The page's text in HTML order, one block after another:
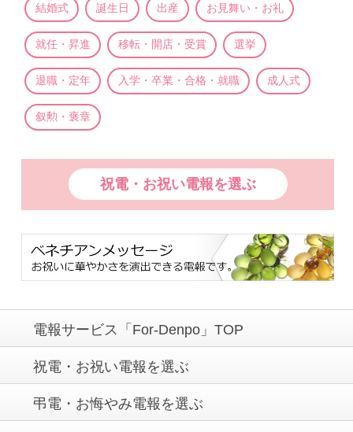
結婚式 誕生日 出産 お見舞い・お礼
就任・昇進 移転・開店・受賞 選挙
退職・定年 入学・卒業・合格・就職 成人式
叙勲・褒章
祝電・お祝い電報を選ぶ
電報サービス「For-Denpo」TOP
祝電・お祝い電報を選ぶ
弔電・お悔やみ電報を選ぶ